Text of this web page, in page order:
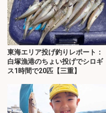
東海エリア投げ釣りレポート：
白塚漁港のちょい投げでシロギ
ス1時間で20匹【三重】